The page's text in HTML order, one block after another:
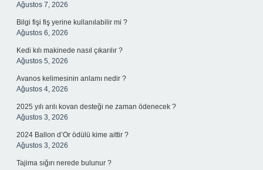
Ağustos 7, 2026
Bilgi fişi fiş yerine kullanılabilir mi ?
Ağustos 6, 2026
Kedi kılı makinede nasıl çıkarılır ?
Ağustos 5, 2026
Avanos kelimesinin anlamı nedir ?
Ağustos 4, 2026
2025 yılı arılı kovan desteği ne zaman ödenecek ?
Ağustos 3, 2026
2024 Ballon d’Or ödülü kime aittir ?
Ağustos 3, 2026
Tajima sığırı nerede bulunur ?